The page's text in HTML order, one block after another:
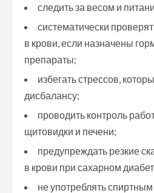
следить за весом и
систематически
в крови, если назначены
препараты;
избегать стрессов,
дисбалансу;
проводить контроль
щитовидки и печени;
предупреждать резкие
в крови при сахарном
не употреблять спиртным